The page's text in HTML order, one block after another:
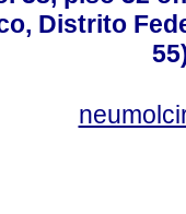
Distrito